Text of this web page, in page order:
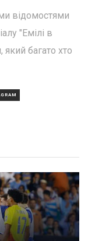
відомостями
"Емілі в
який багато хто